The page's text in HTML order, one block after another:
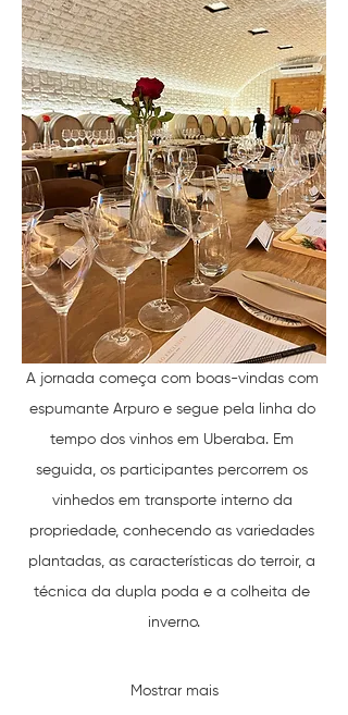
A jornada começa com boas-vindas com
espumante Arpuro e segue pela linha do
tempo dos vinhos em Uberaba. Em
seguida, os participantes percorrem os
vinhedos em transporte interno da
propriedade, conhecendo as variedades
plantadas, as características do terroir, a
técnica da dupla poda e a colheita de
inverno.
Mostrar mais